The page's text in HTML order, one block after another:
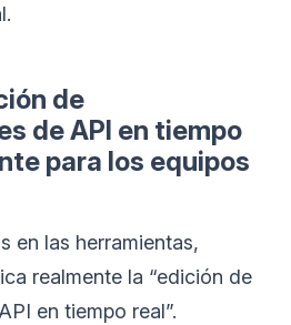
de
de API en tiempo
para los equipos
en las herramientas,
realmente la “edición de
en tiempo real”.